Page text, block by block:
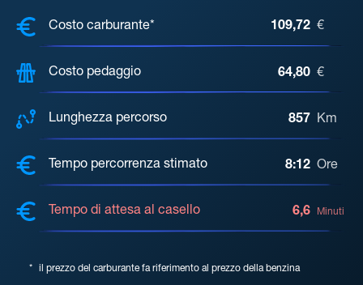
COSTI, DISTANZA, TEMPO DI
Costo carburante* 109,72 €
Costo pedaggio 64,80 €
Lunghezza percorso 857 Km
Tempo percorrenza stimato 8:12 Ore
Tempo di attesa al casello 6,6 Minuti
* il prezzo del carburante fa riferimento al prezzo della benzina